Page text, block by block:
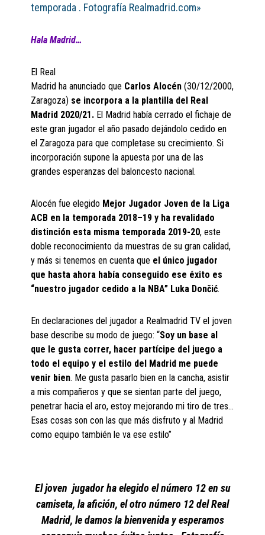
temporada . Fotografía Realmadrid.com»
Hala Madrid…
El Real
Madrid ha anunciado que CarlosAlocén (30/12/2000,
Zaragoza) se incorpora a la plantilla del Real
Madrid 2020/21. El Madrid había cerrado el fichaje de
este gran jugador el año pasado dejándolo cedido en
el Zaragoza para que completase su crecimiento. Si
incorporación supone la apuesta por una de las
grandes esperanzas del baloncesto nacional.
Alocén fue elegido Mejor Jugador Joven de la Liga
ACB en la temporada 2018–19 y ha revalidado
distinción esta misma temporada 2019-20, este
doble reconocimiento da muestras de su gran calidad,
y más si tenemos en cuenta que el único jugador
que hasta ahora había conseguido ese éxito es
“nuestro jugador cedido a la NBA” Luka Dončić.
En declaraciones del jugador a Realmadrid TV el joven
base describe su modo de juego: “Soy un base al
que le gusta correr, hacer partícipe del juego a
todo el equipo y el estilo del Madrid me puede
venir bien. Me gusta pasarlo bien en la cancha, asistir
a mis compañeros y que se sientan parte del juego,
penetrar hacia el aro, estoy mejorando mi tiro de tres…
Esas cosas son con las que más disfruto y al Madrid
como equipo también le va ese estilo”
El joven jugador ha elegido el número 12 en su
camiseta, la afición, el otro número 12 del Real
Madrid, le damos la bienvenida y esperamos